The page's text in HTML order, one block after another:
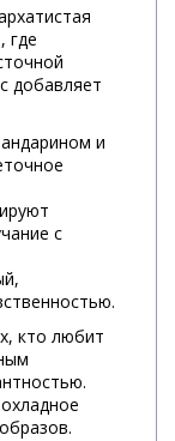
где
добавляет
и
с
кто любит